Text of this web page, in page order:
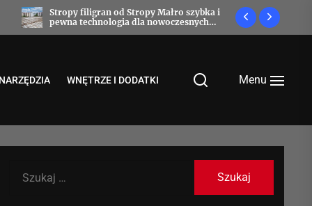
i
Prefabrykaty betonowe, które budują
przyszłość
NARZĘDZIA WNĘTRZE I DODATKI Menu